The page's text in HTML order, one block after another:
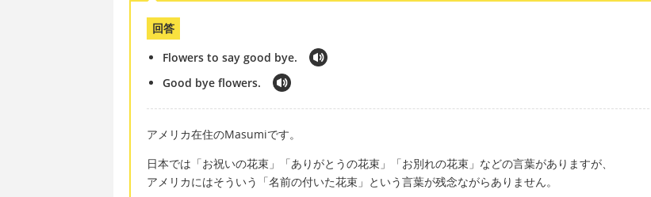
回答
Flowers to say good bye.
Good bye flowers.
アメリカ在住のMasumiです。
日本では「お祝いの花束」「ありがとうの花束」「お別れの花束」などの言葉がありますが、
アメリカにはそういう「名前の付いた花束」という言葉が残念ながらありません。